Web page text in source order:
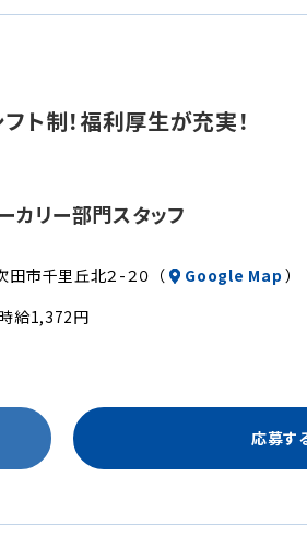
ト制！福利厚生が充実！
カリー部門スタッフ
田市千里丘北２-２０ （ Google Map ）
時給1,372円
応募す